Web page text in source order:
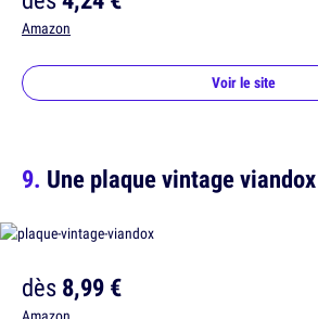
Amazon
Voir le site
Une plaque vintage viandox
dès8,99 €